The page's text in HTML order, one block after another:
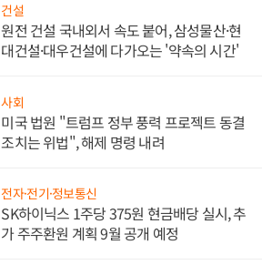
건설
원전 건설 국내외서 속도 붙어, 삼성물산·현
대건설·대우건설에 다가오는 '약속의 시간'
사회
미국 법원 "트럼프 정부 풍력 프로젝트 동결
조치는 위법", 해제 명령 내려
전자·전기·정보통신
SK하이닉스 1주당 375원 현금배당 실시, 추
가 주주환원 계획 9월 공개 예정